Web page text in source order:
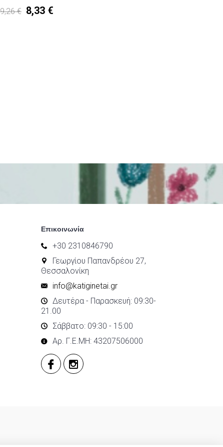
9,26 € 8,33 €
Επικοινωνία
+30 2310846790
Γεωργίου Παπανδρέου 27,
Θεσσαλονίκη
info@katiginetai.gr
Δευτέρα - Παρασκευή: 09:30-
21.00
Σάββατο: 09:30 - 15:00
Αρ. Γ.Ε.ΜΗ: 43207506000